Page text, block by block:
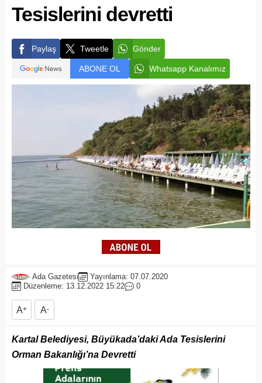
Tesislerini devretti
Paylaş Tweetle Gönder
ABONE OL Whatsapp Kanalımız
Ada Gazetesi
Yayınlama: 07.07.2020
Düzenleme: 13.12.2022 15:22
0
A+ A-
Kartal Belediyesi, Büyükada’daki Ada Tesislerini
Orman Bakanlığı’na Devretti